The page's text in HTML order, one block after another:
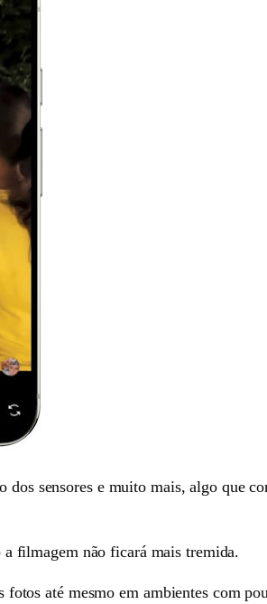
sensores e muito mais, algo que
filmagem não ficará mais tremida.
até mesmo em ambientes com